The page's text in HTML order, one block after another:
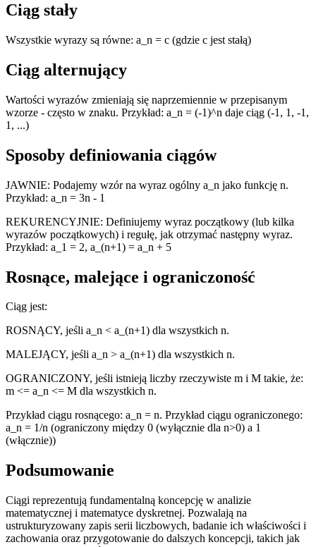
Ciąg stały
Wszystkie wyrazy są równe: a_n = c (gdzie c jest stałą)
Ciąg alternujący
Wartości wyrazów zmieniają się naprzemiennie w przepisanym
wzorze - często w znaku. Przykład: a_n = (-1)^n daje ciąg (-1, 1, -1,
1, ...)
Sposoby definiowania ciągów
JAWNIE: Podajemy wzór na wyraz ogólny a_n jako funkcję n.
Przykład: a_n = 3n - 1
REKURENCYJNIE: Definiujemy wyraz początkowy (lub kilka
wyrazów początkowych) i regułę, jak otrzymać następny wyraz.
Przykład: a_1 = 2, a_(n+1) = a_n + 5
Rosnące, malejące i ograniczoność
Ciąg jest:
ROSNĄCY, jeśli a_n < a_(n+1) dla wszystkich n.
MALEJĄCY, jeśli a_n > a_(n+1) dla wszystkich n.
OGRANICZONY, jeśli istnieją liczby rzeczywiste m i M takie, że:
m <= a_n <= M dla wszystkich n.
Przykład ciągu rosnącego: a_n = n. Przykład ciągu ograniczonego:
a_n = 1/n (ograniczony między 0 (wyłącznie dla n>0) a 1
(włącznie))
Podsumowanie
Ciągi reprezentują fundamentalną koncepcję w analizie
matematycznej i matematyce dyskretnej. Pozwalają na
ustrukturyzowany zapis serii liczbowych, badanie ich właściwości i
zachowania oraz przygotowanie do dalszych koncepcji, takich jak